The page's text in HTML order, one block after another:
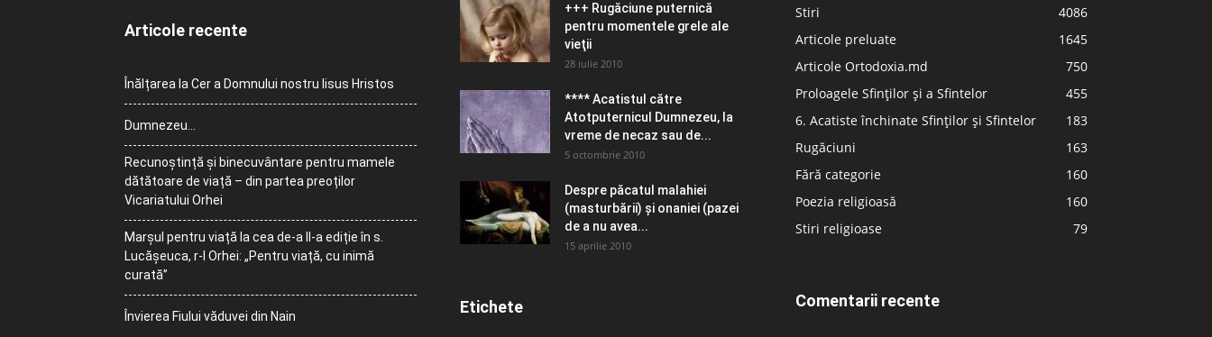
Articole recente
Înălțarea la Cer a Domnului nostru Iisus Hristos
Dumnezeu…
Recunoștință și binecuvântare pentru mamele
dătătoare de viață – din partea preoților
Vicariatului Orhei
Marșul pentru viață la cea de-a II-a ediție în s.
Lucășeuca, r-l Orhei: „Pentru viață, cu inimă
curată”
Învierea Fiului văduvei din Nain
+++ Rugăciune puternică
pentru momentele grele ale
vieţii
28 iulie 2010
**** Acatistul către
Atotputernicul Dumnezeu, la
vreme de necaz sau de...
5 octombrie 2010
Despre păcatul malahiei
(masturbării) şi onaniei (pazei
de a nu avea...
15 aprilie 2010
Etichete
Stiri
4086
Articole preluate
1645
Articole Ortodoxia.md
750
Proloagele Sfinților și a Sfintelor
455
6. Acatiste închinate Sfinților și Sfintelor
183
Rugăciuni
163
Fără categorie
160
Poezia religioasă
160
Stiri religioase
79
Comentarii recente